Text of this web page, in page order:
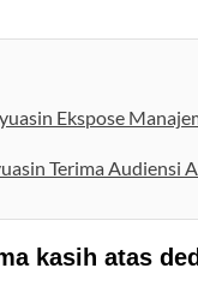
Ekspose
Terima Audiensi
kasih atas